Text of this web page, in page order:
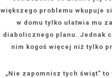
większego problemu wkupuje
w domu tylko ułatwia mu
diabolicznego planu. Jednak
nim kogoś więcej niż tylko
„Nie zapomnisz tych świąt”